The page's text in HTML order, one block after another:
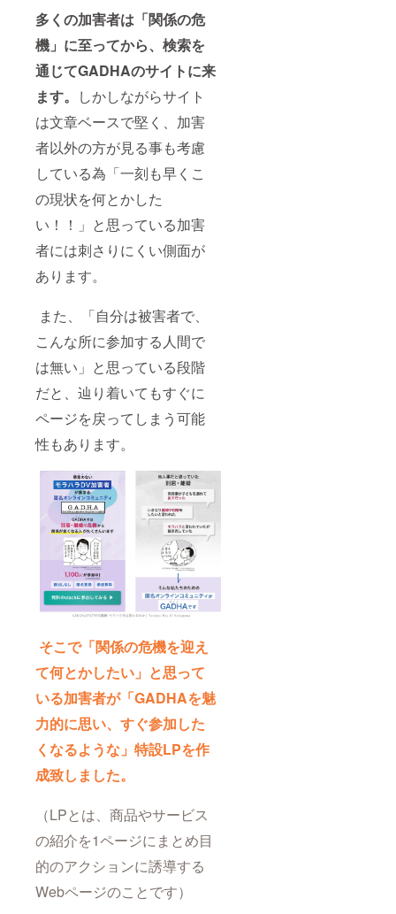
多くの加害者は「関係の危
機」に至ってから、検索を
通じてGADHAのサイトに来
ます。 しかしながらサイト
は文章ベースで堅く、加害
者以外の方が見る事も考慮
している為「一刻も早くこ
の現状を何とかした
い！！」と思っている加害
者には刺さりにくい側面が
あります。
また、「自分は被害者で、
こんな所に参加する人間で
は無い」と思っている段階
だと、辿り着いてもすぐに
ページを戻ってしまう可能
性もあります。
そこで「関係の危機を迎え
て何とかしたい」と思って
いる加害者が「GADHAを魅
力的に思い、すぐ参加した
くなるような」特設LPを作
成致しました。
（LPとは、商品やサービス
の紹介を1ページにまとめ目
的のアクションに誘導する
Webページのことです）